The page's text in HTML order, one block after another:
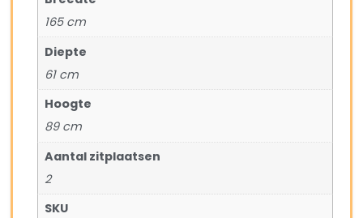
165 cm
Diepte
61 cm
Hoogte
89 cm
Aantal zitplaatsen
2
SKU